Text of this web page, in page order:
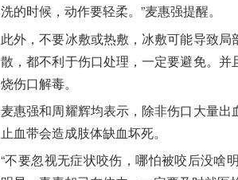
洗的时候，动作要轻柔。”麦惠强提醒。
此外，不要冰敷或热敷，冰敷可能导致
散，都不利于伤口处理，一定要避免。
烧伤口解毒。
麦惠强和周耀辉均表示，除非伤口大量
止血带会造成肢体缺血坏死。
“不要忽视无症状咬伤，哪怕被咬后没啥